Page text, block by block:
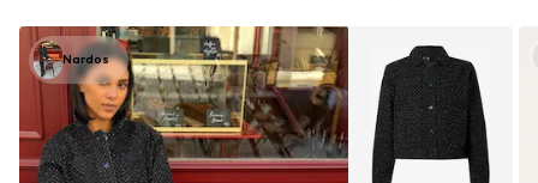
Nardos